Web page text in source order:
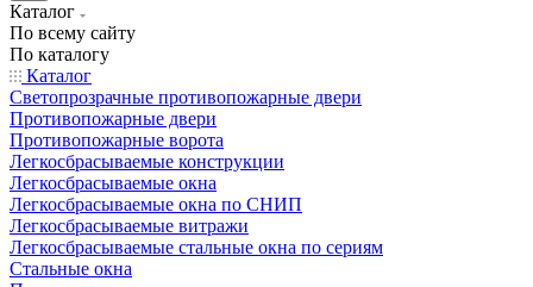
Каталог
По всему сайту
По каталогу
Каталог
Светопрозрачные противопожарные двери
Противопожарные двери
Противопожарные ворота
Легкосбрасываемые конструкции
Легкосбрасываемые окна
Легкосбрасываемые окна по СНИП
Легкосбрасываемые витражи
Легкосбрасываемые стальные окна по сериям
Стальные окна